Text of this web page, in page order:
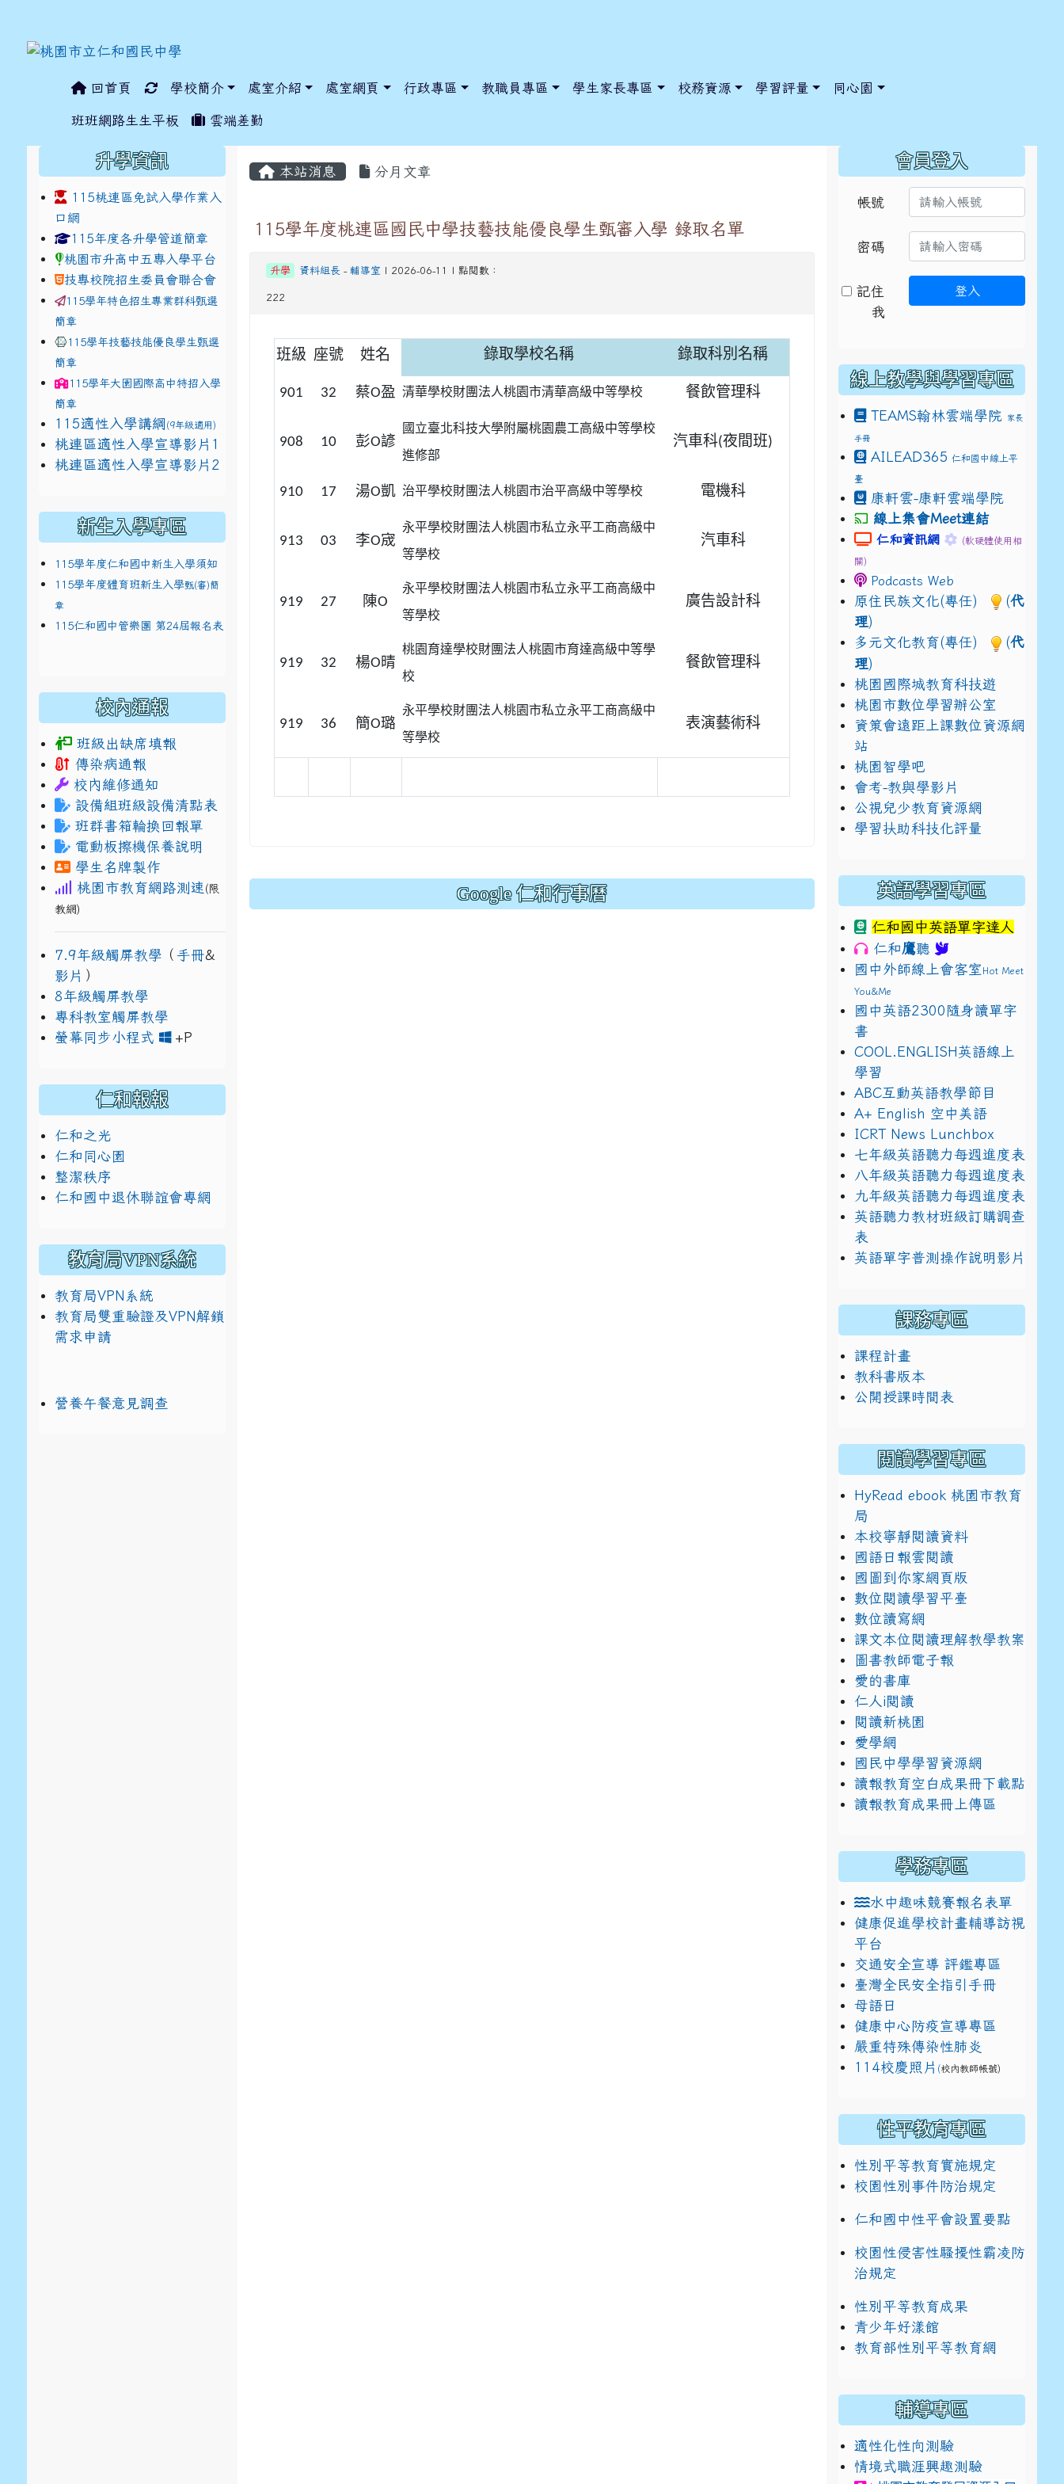
回首頁 學校簡介 處室介紹 處室網頁 行政專區 教職員專區 學生家長專區 校務資源 學習評量 同心園
班班網路生生平板 雲端差勤
本站消息 分月文章
115學年度桃連區國民中學技藝技能優良學生甄審入學 錄取名單
升學 資料組長 -輔導室 | 2026-06-11 | 點閱數：
222
班級 座號 姓名 錄取學校名稱 錄取科別名稱
901 32 蔡O盈 清華學校財團法人桃園市清華高級中等學校 餐飲管理科
908 10 彭O諺
國立臺北科技大學附屬桃園農工高級中等學校
進修部
汽車科(夜間班)
910 17 湯O凱 治平學校財團法人桃園市治平高級中等學校 電機科
913 03 李O宬
永平學校財團法人桃園市私立永平工商高級中
等學校
汽車科
919 27 陳O
永平學校財團法人桃園市私立永平工商高級中
等學校
廣告設計科
919 32 楊O晴
桃園育達學校財團法人桃園市育達高級中等學
校
餐飲管理科
919 36 簡O璐
永平學校財團法人桃園市私立永平工商高級中
等學校
表演藝術科
Google 仁和行事曆
升學資訊
115桃連區免試入學作業入
口網
link to https://www.jhjhs.tyc.edu.tw/modules/tadnews/index.php?nsn=5425
115年度各升學管道簡章link to http://tyc.entry.edu.tw/NoExamImitate_TL/NoExamImitateHome/Page/Public/ChooseSys?s=05 style=font-size: 1rem; background-
link to http://tyc.entry.edu.tw/NoExamImitate_TL/NoExamImitateHome/Page/Public/ChooseSys?s=05 style=font-size: 1rem; background-
桃園市升高中五專入學平台
技專校院招生委員會聯合會
115學年特色招生專業群科甄選
簡章
115學年技藝技能優良學生甄選
簡章
115學年大園國際高中特招入學
簡章
115適性入學講綱 (9年級適用)
link to https://docs.google.com/presentation/d/1x3bih9gNpRNolaz0znBOn--g7OisECve/
桃連區適性入學宣導影片1
link to https://docs.google.com/presentation/d/1x3bih9gNpRNolaz0znBOn--g7OisECve/
桃連區適性入學宣導影片2 link to https://docs.go114適性入學講綱 ogle.com/presentation/d/
新生入學專區
115學年度仁和國中新生入學須知
115學年度體育班新生入學甄(審)簡
章
115仁和國中管樂團 第24屆報名表
校內通報
班級出缺席填報
傳染病通報
校內維修通知
設備組班級設備清點表
班群書箱輪換回報單
電動板擦機保養說明
學生名牌製作
桃園市教育網路測速 (限
教網)
7.9年級觸屏教學 （ 手冊&
影片 ）
8年級觸屏教學
專科教室觸屏教學
螢幕同步小程式
+Plink to https://www.jhjhs.tyc.edu.tw/uploads/tad_blocks/file/
link to https://drive.google.com/file/d/1DRAbt49kEePJ5_zYCA1AuLinl3dysZ_8/view?usp=sharing
仁和報報
仁和之光
仁和同心園
整潔秩序
仁和國中退休聯誼會專網
教育局VPN系統
教育局VPN系統
教育局雙重驗證及VPN解鎖
需求申請
營養午餐意見調查
會員登入
帳號
密碼
記住
我
登入
線上教學與學習專區
TEAMS翰林雲端學院 家長
手冊
AILEAD365 仁和國中線上平
臺
康軒雲-康軒雲端學院
線上集會Meet連結
link to https://
仁和資訊網 link to https://
(軟硬體使用相
關)
Podcasts Web
原住民族文化(專任) (代
理)
多元文化教育(專任)
(代
理)
桃園國際城教育科技遊
桃園市數位學習辦公室
資策會遠距上課數位資源網
站
桃園智學吧
會考-教與學影片
公視兒少教育資源網
學習扶助科技化評量
英語學習專區
仁和國中英語單字達人
仁和鷹聽
國中外師線上會客室Hot Meet
You&Me
國中英語2300隨身讀單字
書
COOL.ENGLISH英語線上
學習
ABC互動英語教學節目
A+ English 空中美語
ICRT News Lunchbox
七年級英語聽力每週進度表
八年級英語聽力每週進度表
九年級英語聽力每週進度表
英語聽力教材班級訂購調查
表
英語單字普測操作說明影片
課務專區
課程計畫
教科書版本
公開授課時間表
閱讀學習專區
HyRead ebook 桃園市教育
局
本校寧靜閱讀資料
國語日報雲閱讀
國圖到你家網頁版
數位閱讀學習平臺
數位讀寫網
課文本位閱讀理解教學教案
圖書教師電子報
愛的書庫
仁人i閱讀
閱讀新桃園
愛學網
國民中學學習資源網
讀報教育空白成果冊下載點
讀報教育成果冊上傳區
學務專區
水中趣味競賽報名表單
健康促進學校計畫輔導訪視
平台
交通安全宣導 評鑑專區
臺灣全民安全指引手冊
母語日
健康中心防疫宣導專區
嚴重特殊傳染性肺炎
114校慶照片 (校內教師帳號)
性平教育專區
性別平等教育實施規定
校園性別事件防治規定
仁和國中性平會設置要點
校園性侵害性騷擾性霸凌防
治規定
性別平等教育成果
青少年好漾館
教育部性別平等教育網
輔導專區
適性化性向測驗
情境式職涯興趣測驗